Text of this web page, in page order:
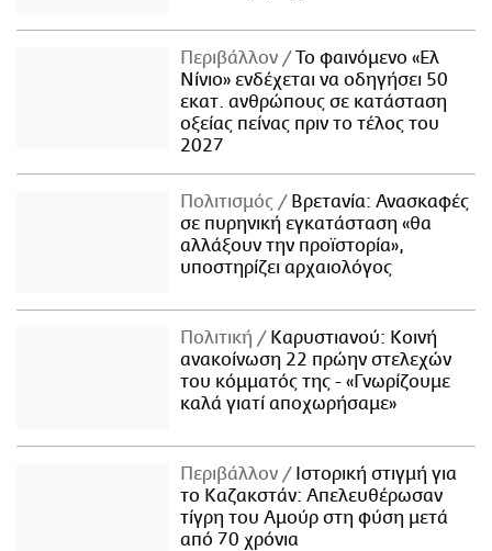
Περιβάλλον
Το φαινόμενο «Ελ
Νίνιο» ενδέχεται να οδηγήσει 50
εκατ. ανθρώπους σε κατάσταση
οξείας πείνας πριν το τέλος του
2027
Πολιτισμός
Βρετανία: Ανασκαφές
σε πυρηνική εγκατάσταση «θα
αλλάξουν την προϊστορία»,
υποστηρίζει αρχαιολόγος
Πολιτική
Καρυστιανού: Κοινή
ανακοίνωση 22 πρώην στελεχών
του κόμματός της - «Γνωρίζουμε
καλά γιατί αποχωρήσαμε»
Περιβάλλον
Ιστορική στιγμή για
το Καζακστάν: Απελευθέρωσαν
τίγρη του Αμούρ στη φύση μετά
από 70 χρόνια